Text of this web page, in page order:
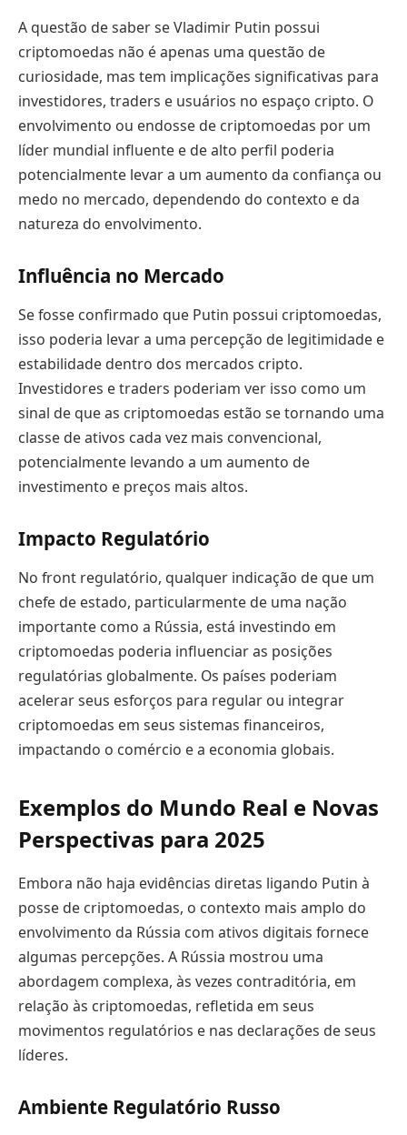
A questão de saber se Vladimir Putin possui
criptomoedas não é apenas uma questão de
curiosidade, mas tem implicações significativas para
investidores, traders e usuários no espaço cripto. O
envolvimento ou endosse de criptomoedas por um
líder mundial influente e de alto perfil poderia
potencialmente levar a um aumento da confiança ou
medo no mercado, dependendo do contexto e da
natureza do envolvimento.
Influência no Mercado
Se fosse confirmado que Putin possui criptomoedas,
isso poderia levar a uma percepção de legitimidade e
estabilidade dentro dos mercados cripto.
Investidores e traders poderiam ver isso como um
sinal de que as criptomoedas estão se tornando uma
classe de ativos cada vez mais convencional,
potencialmente levando a um aumento de
investimento e preços mais altos.
Impacto Regulatório
No front regulatório, qualquer indicação de que um
chefe de estado, particularmente de uma nação
importante como a Rússia, está investindo em
criptomoedas poderia influenciar as posições
regulatórias globalmente. Os países poderiam
acelerar seus esforços para regular ou integrar
criptomoedas em seus sistemas financeiros,
impactando o comércio e a economia globais.
Exemplos do Mundo Real e Novas
Perspectivas para 2025
Embora não haja evidências diretas ligando Putin à
posse de criptomoedas, o contexto mais amplo do
envolvimento da Rússia com ativos digitais fornece
algumas percepções. A Rússia mostrou uma
abordagem complexa, às vezes contraditória, em
relação às criptomoedas, refletida em seus
movimentos regulatórios e nas declarações de seus
líderes.
Ambiente Regulatório Russo